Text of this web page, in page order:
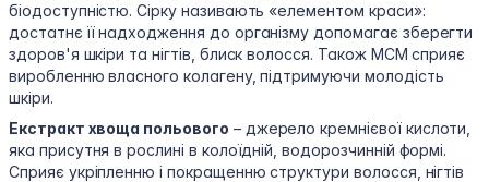
біодоступністю. Сірку називають «елементом краси»:
достатнє її надходження до організму допомагає зберегти
здоров'я шкіри та нігтів, блиск волосся. Також МСМ сприяє
виробленню власного колагену, підтримуючи молодість
шкіри.
Екстракт хвоща польового – джерело кремнієвої кислоти,
яка присутня в рослині в колоїдній, водорозчинній формі.
Сприяє укріпленню і покращенню структури волосся, нігтів